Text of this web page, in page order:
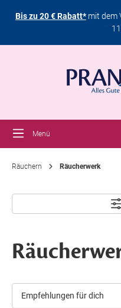
Bis zu 20 € Rabatt*mit dem
Menü
Räuchern Räucherwerk